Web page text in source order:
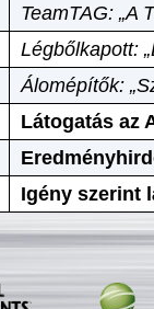
TeamTAG: „A
Légbőlkapott:
Álomépítők:
Látogatás az
Igény szerint